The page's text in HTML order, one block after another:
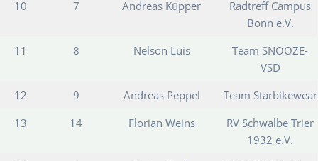
10 7 Andreas Küpper
Radtreff Campus
Bonn e.V.
11
8 Nelson Luis
Team SNOOZE-
VSD
12
9 Andreas Peppel
Team Starbikewear
13
14 Florian Weins
RV Schwalbe Trier
1932 e.V.